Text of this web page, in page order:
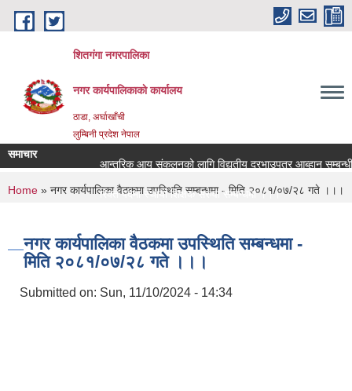
Skip to main content
शितगंगा नगरपालिका
नगर कार्यपालिकाकाे कार्यालय
ठाडा, अर्घाखाँची
लुम्बिनी प्रदेश नेपाल
समाचार
आन्तरिक आय संकलनको लागि विद्युतीय दरभाउपत्र आब्हान सम्बन्धी
रिक्त पदमा स्थायी शिक्षक सरुवा सम्बन्धमा ।।।
You are here
Home » नगर कार्यपालिका वैठकमा उपस्थिति सम्बन्धमा - मिति २०८१/०७/२८ गते ।।।
नगर कार्यपालिका वैठकमा उपस्थिति सम्बन्धमा -
मिति २०८१/०७/२८ गते ।।।
Submitted on: Sun, 11/10/2024 - 14:34